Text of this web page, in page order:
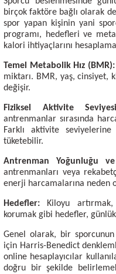
birçok faktöre bağlı olarak
spor yapan kişinin yani
programı, hedefleri ve
kalori ihtiyaçlarını
Temel Metabolik Hız (BMR):
miktarı. BMR, yaş, cinsiyet,
değişir.
Fiziksel Aktivite
antrenmanlar sırasında
Farklı aktivite
tüketebilir.
Antrenman Yoğunluğu
antrenmanları veya
enerji harcamalarına neden
Hedefler: Kiloyu
korumak gibi hedefler,
Genel olarak, bir sporcunun
için Harris-Benedict
online hesaplayıcılar
doğru bir şekilde